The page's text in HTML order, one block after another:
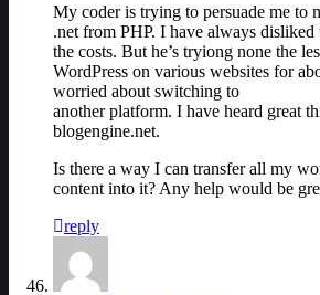
My coder is trying to persuade me to
.net from PHP. I have always disliked
the costs. But he’s tryiong none the
WordPress on various websites for
worried about switching to
another platform. I have heard great
blogengine.net.
Is there a way I can transfer all my
content into it? Any help would be
reply